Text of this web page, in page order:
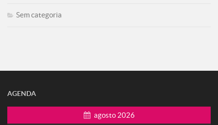
Sem categoria
AGENDA
agosto 2026